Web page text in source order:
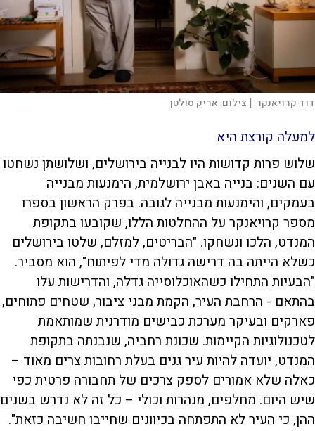
דוד קרויאנקר. | צילום:אריק סולטן
למעלה קורצת היא
שלוש פרות קדושות היו לבנייה בירושלים, ושלושתן נשחטו
עם השנים: בנייה באבן ירושלמית, הימנעות מבנייה
בעמקים, והימנעות מבנייה לגובה. בפרק הראשון בספרו
מספר קרויאנקר על ההחלטות הללו, שקובעו בתקופת
המנדט, הלכו ונשחקו. "הבריטים, למזלם, שלטו בירושלים
כשלא הייתה בה דרישה גדולה מדי לפיתוח", הוא מסביר.
"הבעיות התחילו כשהאוכלוסייה גדלה, והדרישות עלו
בהתאם - הרחבת העיר, הקמת מבני ציבור, שטחים פתוחים,
פארקים ובעיקר מערכת כבישים מודרנית שמותאמת
לטכנולוגיות הקיימות. שכונת רחביה, שנבנתה בתקופת
המנדט, יועדה להיות עיר גנים בעלת רחובות צרים מאוד –
כאלה שלא אמורים לספק צרכים של תחבורה פרטית כפי
שיש היום. מחלפים, מנהרות וכולי – כל זה לא נדרש בשנים
ההן, כי העיר לא התפתחה בכיוונים שחייבו חשיבה כזאת".